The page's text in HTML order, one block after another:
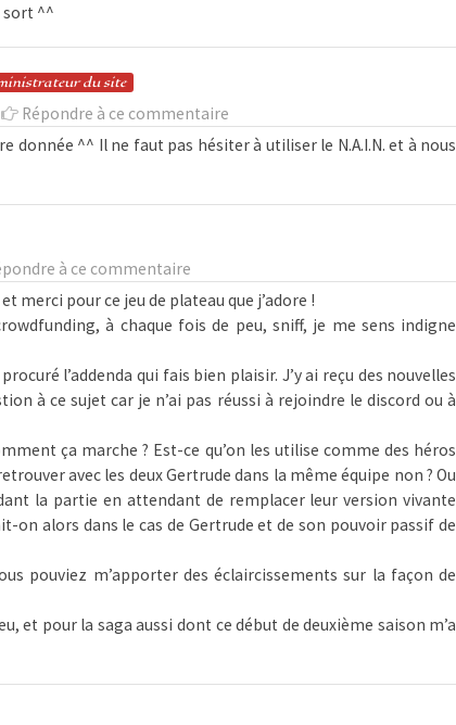
sort ^^
istrateurdu site
Répondre à ce commentaire
donnée ^^ Il ne faut pas hésiter à utiliser le N.A.I.N. et à nous
à ce commentaire
merci pour ce jeu de plateau que j’adore !
à chaque fois de peu, sniff, je me sens indigne
l’addenda qui fais bien plaisir. J’y ai reçu des nouvelles
à ce sujet car je n’ai pas réussi à rejoindre le discord ou à
ça marche ? Est-ce qu’on les utilise comme des héros
avec les deux Gertrude dans la même équipe non ? Ou
la partie en attendant de remplacer leur version vivante
on alors dans le cas de Gertrude et de son pouvoir passif de
pouviez m’apporter des éclaircissements sur la façon de
et pour la saga aussi dont ce début de deuxième saison m’a